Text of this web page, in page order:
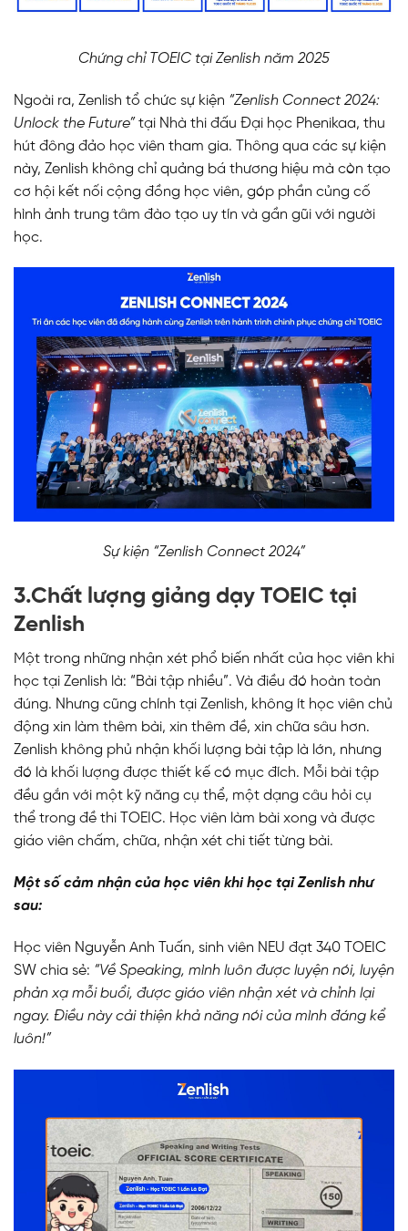
Chứng chỉ TOEIC tại Zenlish năm 2025
Ngoài ra, Zenlish tổ chức sự kiện “Zenlish Connect 2024:
Unlock the Future” tại Nhà thi đấu Đại học Phenikaa, thu
hút đông đảo học viên tham gia. Thông qua các sự kiện
này, Zenlish không chỉ quảng bá thương hiệu mà còn tạo
cơ hội kết nối cộng đồng học viên, góp phần củng cố
hình ảnh trung tâm đào tạo uy tín và gần gũi với người
học.
Sự kiện “Zenlish Connect 2024”
3.Chất lượng giảng dạy TOEIC tại
Zenlish
Một trong những nhận xét phổ biến nhất của học viên khi
học tại Zenlish là: “Bài tập nhiều”. Và điều đó hoàn toàn
đúng. Nhưng cũng chính tại Zenlish, không ít học viên chủ
động xin làm thêm bài, xin thêm đề, xin chữa sâu hơn.
Zenlish không phủ nhận khối lượng bài tập là lớn, nhưng
đó là khối lượng được thiết kế có mục đích. Mỗi bài tập
đều gắn với một kỹ năng cụ thể, một dạng câu hỏi cụ
thể trong đề thi TOEIC. Học viên làm bài xong và được
giáo viên chấm, chữa, nhận xét chi tiết từng bài.
Một số cảm nhận của học viên khi học tại Zenlish như
sau:
Học viên Nguyễn Anh Tuấn, sinh viên NEU đạt 340 TOEIC
SW chia sẻ: “Về Speaking, mình luôn được luyện nói, luyện
phản xạ mỗi buổi, được giáo viên nhận xét và chỉnh lại
ngay. Điều này cải thiện khả năng nói của mình đáng kể
luôn!”